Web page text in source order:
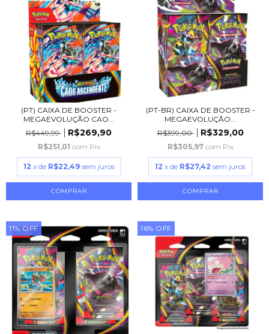
(PT) CAIXA DE BOOSTER -
MEGAEVOLUÇÃO CAO...
R$449,99
R$269,90
R$251,01 com Pix
12 x de R$22,49 sem juros
(PT-BR) CAIXA DE BOOSTER -
MEGAEVOLUÇÃO...
R$399,00
R$329,00
R$305,97 com Pix
12 x de R$27,42 sem juros
11%OFF 16% OFF